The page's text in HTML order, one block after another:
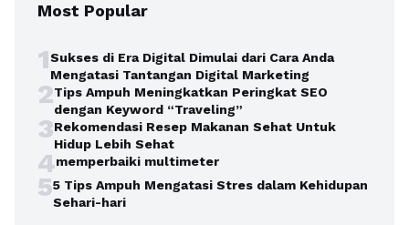
Most Popular
1Sukses di Era Digital Dimulai dari Cara Anda
Mengatasi Tantangan Digital Marketing
2Tips Ampuh Meningkatkan Peringkat SEO
dengan Keyword “Traveling”
3Rekomendasi Resep Makanan Sehat Untuk
Hidup Lebih Sehat
4memperbaiki multimeter
55 Tips Ampuh Mengatasi Stres dalam Kehidupan
Sehari-hari